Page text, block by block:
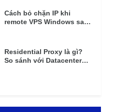
Cách bỏ chặn IP khi
remote VPS Windows sai
Residential Proxy là gì?
So sánh với Datacenter